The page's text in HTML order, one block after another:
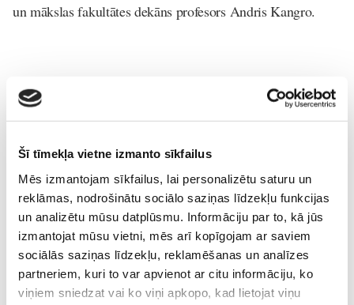
Šī tīmekļa vietne izmanto sīkfailus
Mēs izmantojam sīkfailus, lai personalizētu saturu un
reklāmas, nodrošinātu sociālo saziņas līdzekļu funkcijas
un analizētu mūsu datplūsmu. Informāciju par to, kā jūs
izmantojat mūsu vietni, mēs arī kopīgojam ar saviem
sociālās saziņas līdzekļu, reklamēšanas un analīzes
partneriem, kuri to var apvienot ar citu informāciju, ko
viņiem sniedzat vai ko viņi apkopo, kad lietojat viņu
un mākslas fakultātes dekāns profesors Andris Kangro.
BNS
Uz-skolu
Lasi vēl
Pakrojas muiža: šeit bērni uzzina, no kurienes rodas